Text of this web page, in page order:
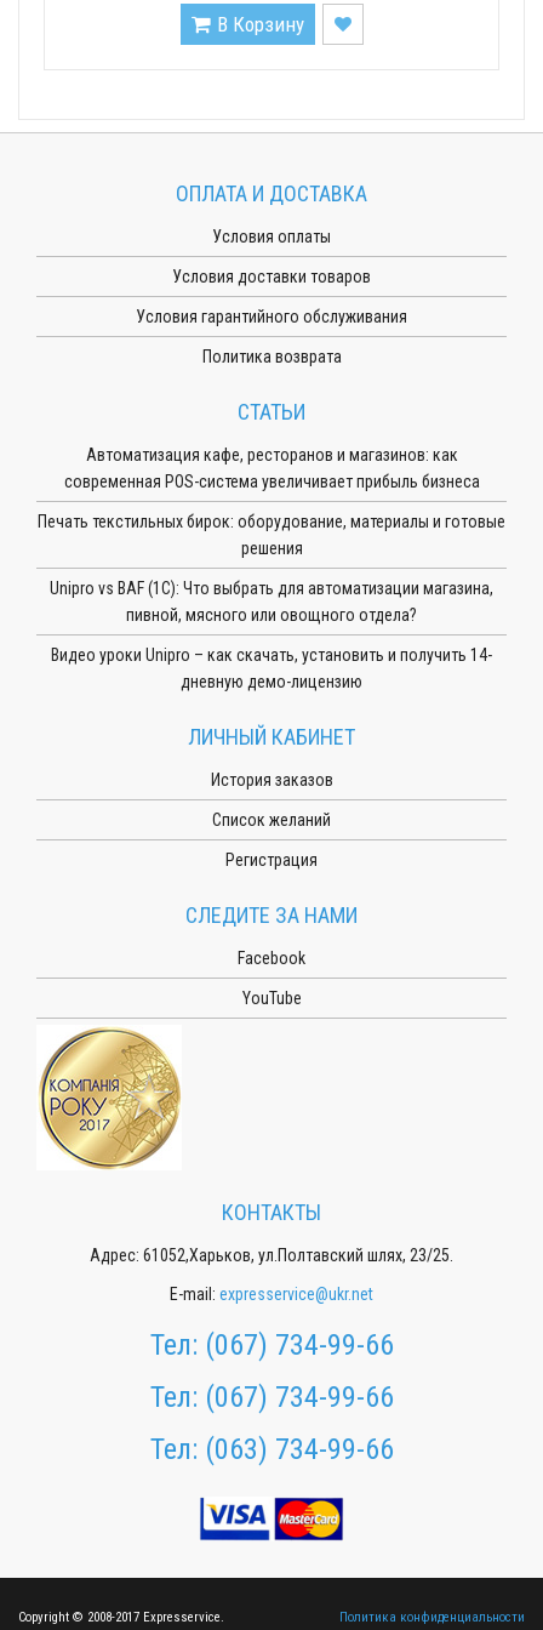
В Корзину
ОПЛАТА И ДОСТАВКА
Условия оплаты
Условия доставки товаров
Условия гарантийного обслуживания
Политика возврата
СТАТЬИ
Автоматизация кафе, ресторанов и магазинов: как
современная POS-система увеличивает прибыль бизнеса
Печать текстильных бирок: оборудование, материалы и готовые
решения
Unipro vs BAF (1С): Что выбрать для автоматизации магазина,
пивной, мясного или овощного отдела?
Видео уроки Unipro – как скачать, установить и получить 14-
дневную демо-лицензию
ЛИЧНЫЙ КАБИНЕТ
История заказов
Список желаний
Регистрация
СЛЕДИТЕ ЗА НАМИ
Facebook
YouTube
КОНТАКТЫ
Адрес: 61052,Харьков, ул.Полтавский шлях, 23/25.
E-mail: expresservice@ukr.net
Тел: (067) 734-99-66
Тел: (067) 734-99-66
Тел: (063) 734-99-66
Copyright © 2008-2017 Expresservice.
Политика конфиденциальности